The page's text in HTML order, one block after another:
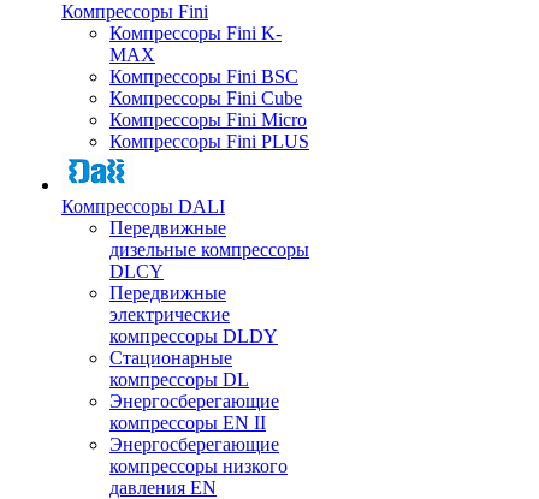
Компрессоры Fini
Компрессоры Fini K-
MAX
Компрессоры Fini BSC
Компрессоры Fini Cube
Компрессоры Fini Micro
Компрессоры Fini PLUS
Компрессоры DALI
Передвижные
дизельные компрессоры
DLCY
Передвижные
электрические
компрессоры DLDY
Стационарные
компрессоры DL
Энергосберегающие
компрессоры EN II
Энергосберегающие
компрессоры низкого
давления EN